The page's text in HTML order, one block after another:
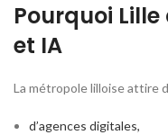
Pourquoi Lille
et IA
La métropole lilloise attire
d’agences digitales,